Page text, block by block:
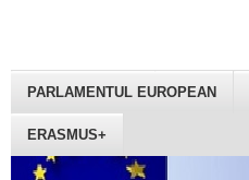
PARLAMENTUL EUROPEAN
ERASMUS+